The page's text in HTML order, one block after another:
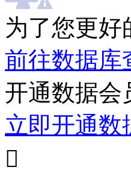
为了您更好
前往数据库
开通数据会
立即开通数
